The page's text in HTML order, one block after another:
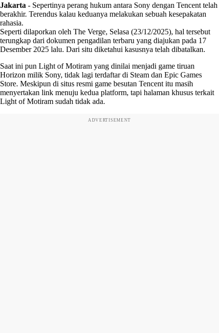
Jakarta - Sepertinya perang hukum antara Sony dengan Tencent telah
berakhir. Terendus kalau keduanya melakukan sebuah kesepakatan
rahasia.
Seperti dilaporkan oleh The Verge, Selasa (23/12/2025), hal tersebut
terungkap dari dokumen pengadilan terbaru yang diajukan pada 17
Desember 2025 lalu. Dari situ diketahui kasusnya telah dibatalkan.
Saat ini pun Light of Motiram yang dinilai menjadi game tiruan
Horizon milik Sony, tidak lagi terdaftar di Steam dan Epic Games
Store. Meskipun di situs resmi game besutan Tencent itu masih
menyertakan link menuju kedua platform, tapi halaman khusus terkait
Light of Motiram sudah tidak ada.
ADVERTISEMENT